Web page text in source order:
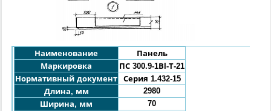
Наименование
Панель
Маркировка
ПС 300.9-1ВI-Т-21
Нормативный документ
Серия 1.432-15
Длина, мм
2980
Ширина, мм
70